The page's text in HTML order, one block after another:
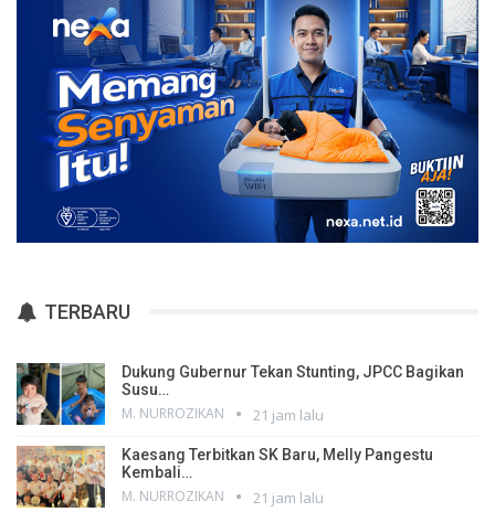
TERBARU
Dukung Gubernur Tekan Stunting, JPCC Bagikan
Susu…
M. NURROZIKAN 21 jam lalu
Kaesang Terbitkan SK Baru, Melly Pangestu
Kembali…
M. NURROZIKAN 21 jam lalu